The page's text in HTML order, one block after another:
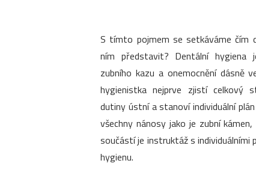
S tímto pojmem se setkáváme čím
ním představit? Dentální hygiena
zubního kazu a onemocnění dásně
hygienistka nejprve zjistí celkový
dutiny ústní a stanoví individuální
všechny nánosy jako je zubní
součástí je instruktáž s individuálními
hygienu.